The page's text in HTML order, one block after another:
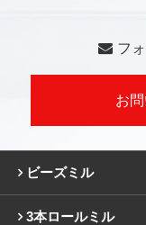
フ
お
ビーズミル
3本ロールミル